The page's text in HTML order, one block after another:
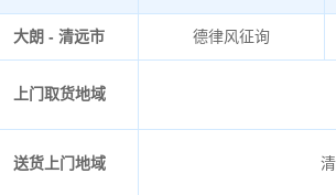
大朗 - 清远市 德律风征询
上门取货地域
送货上门地域